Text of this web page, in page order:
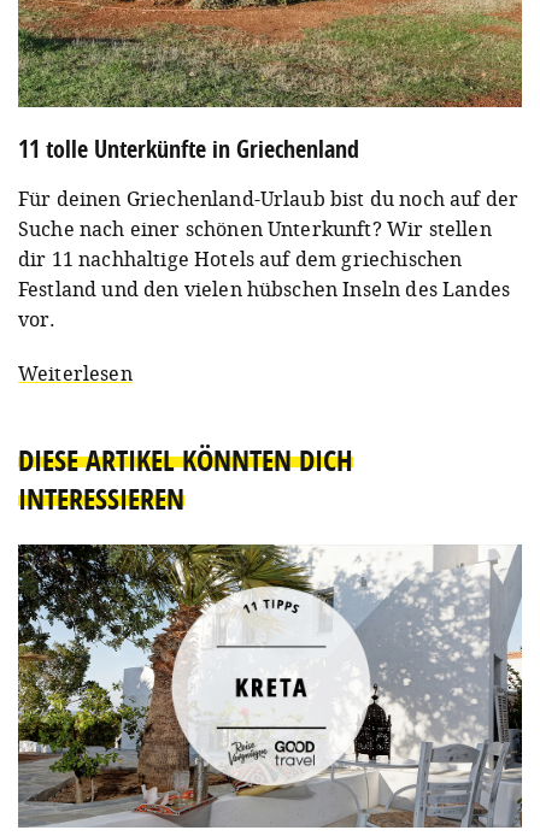
11 tolle Unterkünfte in Griechenland
Für deinen Griechenland-Urlaub bist du noch auf der
Suche nach einer schönen Unterkunft? Wir stellen
dir 11 nachhaltige Hotels auf dem griechischen
Festland und den vielen hübschen Inseln des Landes
vor.
Weiterlesen
DIESE ARTIKEL KÖNNTEN DICH
INTERESSIEREN